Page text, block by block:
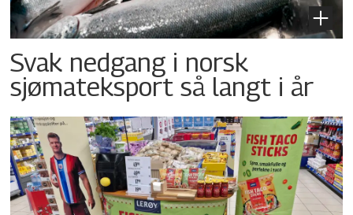
Svak nedgang i norsk
sjømateksport så langt i år